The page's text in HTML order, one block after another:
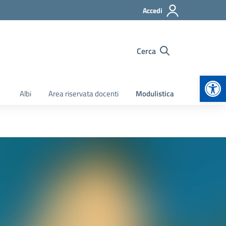
Accedi
Cerca
Albi Area riservata docenti Modulistica